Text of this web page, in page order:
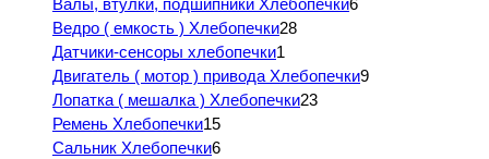
Валы, втулки, подшипники Хлебопечки6
Ведро ( емкость ) Хлебопечки28
Датчики-сенсоры хлебопечки1
Двигатель ( мотор ) привода Хлебопечки9
Лопатка ( мешалка ) Хлебопечки23
Ремень Хлебопечки15
Сальник Хлебопечки6